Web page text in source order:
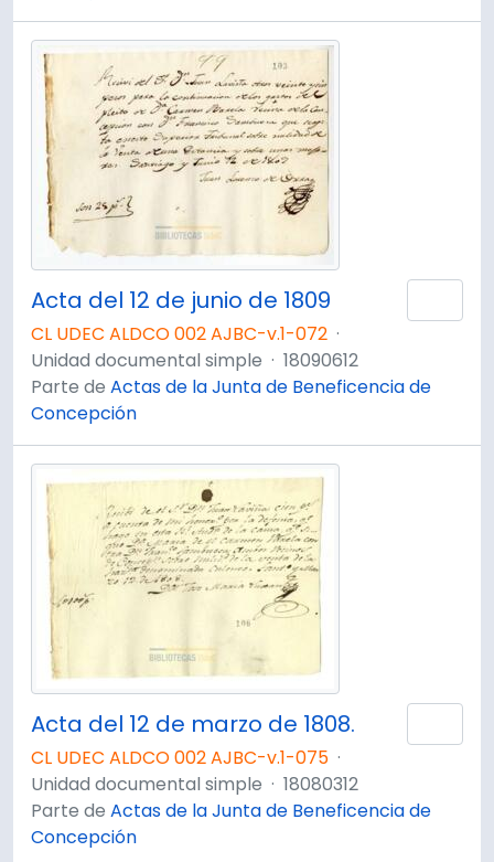
Acta del 12 de junio de 1809
CL UDEC ALDCO 002 AJBC-v.1-072 ·
Unidad documental simple · 18090612
Parte de Actas de la Junta de Beneficencia de
Concepción
Acta del 12 de marzo de 1808.
CL UDEC ALDCO 002 AJBC-v.1-075 ·
Unidad documental simple · 18080312
Parte de Actas de la Junta de Beneficencia de
Concepción